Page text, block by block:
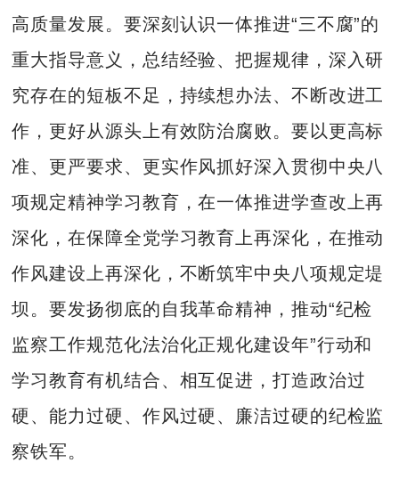
高质量发展。要深刻认识一体推进“三不腐”的
重大指导意义，总结经验、把握规律，深入研
究存在的短板不足，持续想办法、不断改进工
作，更好从源头上有效防治腐败。要以更高标
准、更严要求、更实作风抓好深入贯彻中央八
项规定精神学习教育，在一体推进学查改上再
深化，在保障全党学习教育上再深化，在推动
作风建设上再深化，不断筑牢中央八项规定堤
坝。要发扬彻底的自我革命精神，推动“纪检
监察工作规范化法治化正规化建设年”行动和
学习教育有机结合、相互促进，打造政治过
硬、能力过硬、作风过硬、廉洁过硬的纪检监
察铁军。